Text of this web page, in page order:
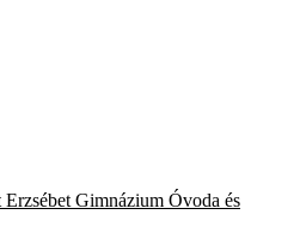
Gimnázium Óvoda és